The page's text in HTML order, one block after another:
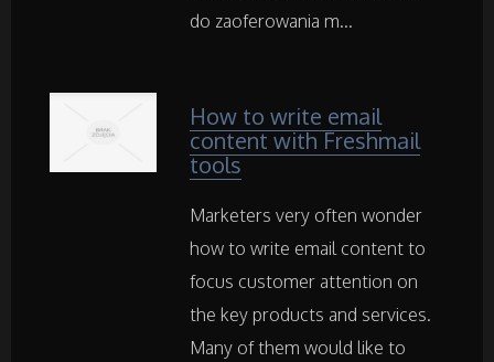
Narzędzia
Przemysł Metalowy
Samochody
Transport
do zaoferowania m...
How to write email
content with Freshmail
tools
Marketers very often wonder
how to write email content to
focus customer attention on
the key products and services.
Many of them would like to